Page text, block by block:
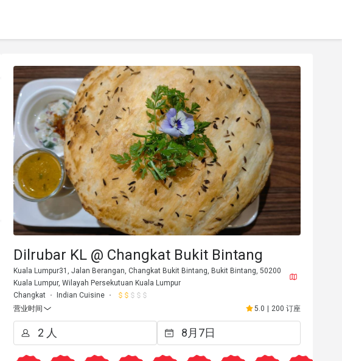
Dilrubar KL @ Changkat Bukit Bintang
Kuala Lumpur31, Jalan Berangan, Changkat Bukit Bintang, Bukit Bintang, 50200
Kuala Lumpur, Wilayah Persekutuan Kuala Lumpur
Changkat
Indian Cuisine
营业时间
5.0 | 200 订座